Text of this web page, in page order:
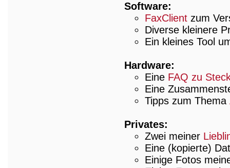
Software:
FaxClient zum
Diverse kleinere
Ein kleines Tool
Hardware:
Eine FAQ zu
Eine
Tipps zum Thema
Privates:
Zwei meiner
Eine (kopierte)
Einige Fotos